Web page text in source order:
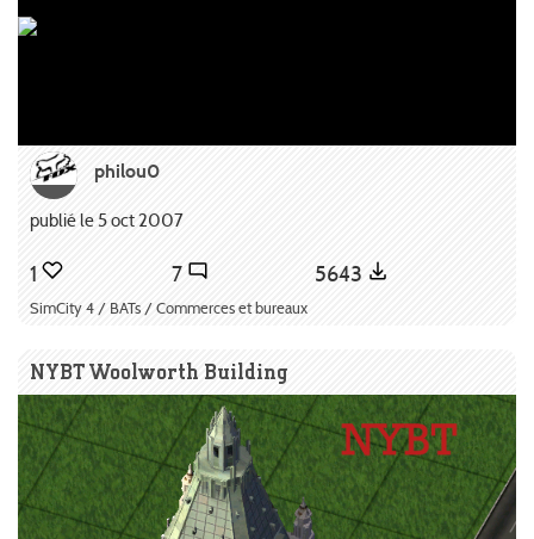
philou0
publié le 5 oct 2007
1 7 5643
SimCity 4 / BATs / Commerces et bureaux
NYBT Woolworth Building